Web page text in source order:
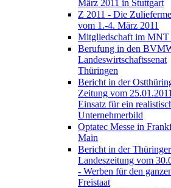
März 2011 in Stuttgart
Z 2011 - Die
vom 1.-4. März 2011
Mitgliedschaft im MNT
Berufung in den
Landeswirtschaftssenat
Thüringen
Bericht in der
Zeitung vom
Einsatz für ein
Unternehmerbild
Optatec Messe in
Main
Bericht in der Thüringer
Landeszeitung vom
- Werben für den
Freistaat